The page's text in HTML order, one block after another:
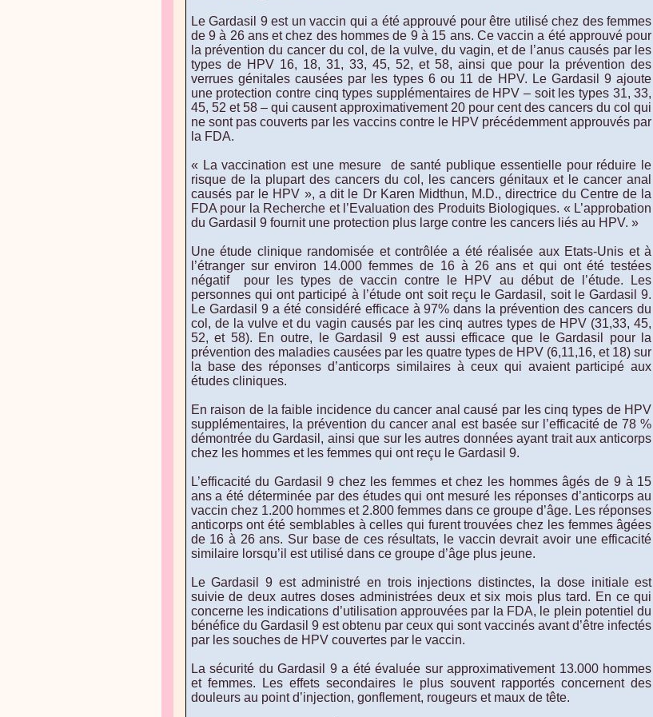
Le Gardasil 9 est un vaccin qui a été approuvé pour être utilisé chez des femmes
de 9 à 26 ans et chez des hommes de 9 à 15 ans. Ce vaccin a été approuvé pour
la prévention du cancer du col, de la vulve, du vagin, et de l’anus causés par les
types de HPV 16, 18, 31, 33, 45, 52, et 58, ainsi que pour la prévention des
verrues génitales causées par les types 6 ou 11 de HPV. Le Gardasil 9 ajoute
une protection contre cinq types supplémentaires de HPV – soit les types 31, 33,
45, 52 et 58 – qui causent approximativement 20 pour cent des cancers du col qui
ne sont pas couverts par les vaccins contre le HPV précédemment approuvés par
la FDA.
« La vaccination est une mesure de santé publique essentielle pour réduire le
risque de la plupart des cancers du col, les cancers génitaux et le cancer anal
causés par le HPV », a dit le Dr Karen Midthun, M.D., directrice du Centre de la
FDA pour la Recherche et l’Evaluation des Produits Biologiques. « L’approbation
du Gardasil 9 fournit une protection plus large contre les cancers liés au HPV. »
Une étude clinique randomisée et contrôlée a été réalisée aux Etats-Unis et à
l’étranger sur environ 14.000 femmes de 16 à 26 ans et qui ont été testées
négatif pour les types de vaccin contre le HPV au début de l’étude. Les
personnes qui ont participé à l’étude ont soit reçu le Gardasil, soit le Gardasil 9.
Le Gardasil 9 a été considéré efficace à 97% dans la prévention des cancers du
col, de la vulve et du vagin causés par les cinq autres types de HPV (31,33, 45,
52, et 58). En outre, le Gardasil 9 est aussi efficace que le Gardasil pour la
prévention des maladies causées par les quatre types de HPV (6,11,16, et 18) sur
la base des réponses d’anticorps similaires à ceux qui avaient participé aux
études cliniques.
En raison de la faible incidence du cancer anal causé par les cinq types de HPV
supplémentaires, la prévention du cancer anal est basée sur l’efficacité de 78 %
démontrée du Gardasil, ainsi que sur les autres données ayant trait aux anticorps
chez les hommes et les femmes qui ont reçu le Gardasil 9.
L’efficacité du Gardasil 9 chez les femmes et chez les hommes âgés de 9 à 15
ans a été déterminée par des études qui ont mesuré les réponses d’anticorps au
vaccin chez 1.200 hommes et 2.800 femmes dans ce groupe d’âge. Les réponses
anticorps ont été semblables à celles qui furent trouvées chez les femmes âgées
de 16 à 26 ans. Sur base de ces résultats, le vaccin devrait avoir une efficacité
similaire lorsqu’il est utilisé dans ce groupe d’âge plus jeune.
Le Gardasil 9 est administré en trois injections distinctes, la dose initiale est
suivie de deux autres doses administrées deux et six mois plus tard. En ce qui
concerne les indications d’utilisation approuvées par la FDA, le plein potentiel du
bénéfice du Gardasil 9 est obtenu par ceux qui sont vaccinés avant d’être infectés
par les souches de HPV couvertes par le vaccin.
La sécurité du Gardasil 9 a été évaluée sur approximativement 13.000 hommes
et femmes. Les effets secondaires le plus souvent rapportés concernent des
douleurs au point d’injection, gonflement, rougeurs et maux de tête.